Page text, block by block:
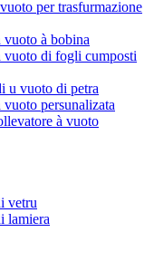
per trasfurmazione
vuoto à bobina
vuoto di fogli cumposti
u vuoto di petra
persunalizata
à vuoto
vetru
lamiera